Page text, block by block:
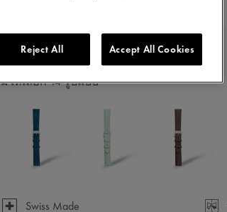
มีให้เลือก 14 รูปแบบ
Swiss Made
Reject All Accept All Cookies